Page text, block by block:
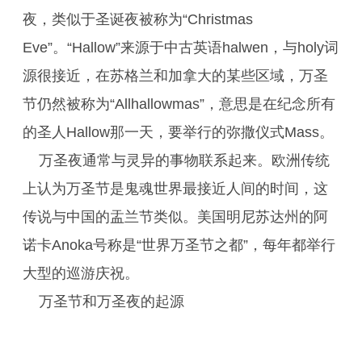
夜，类似于圣诞夜被称为“Christmas
Eve”。“Hallow”来源于中古英语halwen，与holy词
源很接近，在苏格兰和加拿大的某些区域，万圣
节仍然被称为“Allhallowmas”，意思是在纪念所有
的圣人Hallow那一天，要举行的弥撒仪式Mass。
万圣夜通常与灵异的事物联系起来。欧洲传统
上认为万圣节是鬼魂世界最接近人间的时间，这
传说与中国的盂兰节类似。美国明尼苏达州的阿
诺卡Anoka号称是“世界万圣节之都”，每年都举行
大型的巡游庆祝。
万圣节和万圣夜的起源